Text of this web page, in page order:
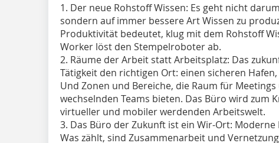
1. Der neue Rohstoff Wissen: Es geht nicht
sondern auf immer bessere Art Wissen zu
Produktivität bedeutet, klug mit dem Rohstoff
Worker löst den Stempelroboter ab.
2. Räume der Arbeit statt Arbeitsplatz: Das
Tätigkeit den richtigen Ort: einen sicheren
Und Zonen und Bereiche, die Raum für
wechselnden Teams bieten. Das Büro wird
virtueller und mobiler werdenden Arbeitswelt.
3. Das Büro der Zukunft ist ein Wir-Ort:
Was zählt, sind Zusammenarbeit und